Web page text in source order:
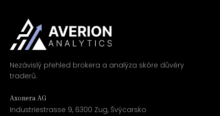
Nezávislý přehled brokera a analýza skóre důvěry
traderů.
Axonera AG
Industriestrasse 9, 6300 Zug, Švýcarsko